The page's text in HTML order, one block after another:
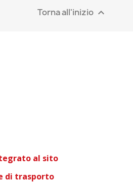
Torna all'inizio 
al sito
di trasporto